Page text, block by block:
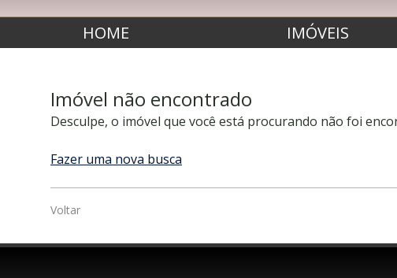
HOME IMÓVEIS
Imóvel não encontrado
Desculpe, o imóvel que você está procurando não foi
Fazer uma nova busca
Voltar